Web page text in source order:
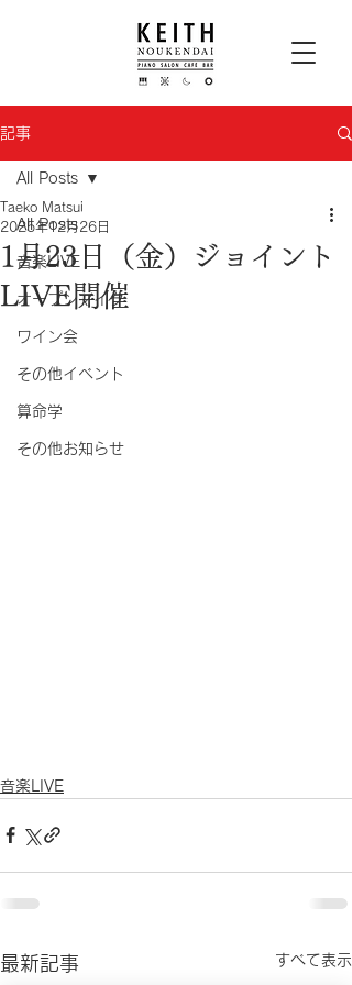
記事
All Posts
音楽LIVE
オープンマイク
ワイン会
その他イベント
算命学
その他お知らせ
All Posts
1月23日（金）ジョイント
LIVE開催
Taeko Matsui
2025年12月26日
音楽LIVE
最新記事 すべて表示